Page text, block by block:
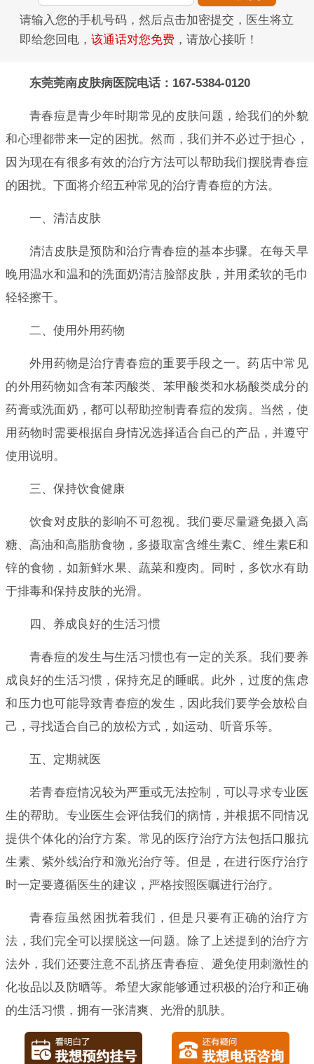
请输入您的手机号码，然后点击加密提交，医生将立
即给您回电， 该通话对您免费 ，请放心接听！
东莞莞南皮肤病医院电话：167-5384-0120
青春痘是青少年时期常见的皮肤问题，给我们的外貌
和心理都带来一定的困扰。然而，我们并不必过于担心，
因为现在有很多有效的治疗方法可以帮助我们摆脱青春痘
的困扰。下面将介绍五种常见的治疗青春痘的方法。
一、清洁皮肤
清洁皮肤是预防和治疗青春痘的基本步骤。在每天早
晚用温水和温和的洗面奶清洁脸部皮肤，并用柔软的毛巾
轻轻擦干。
二、使用外用药物
外用药物是治疗青春痘的重要手段之一。药店中常见
的外用药物如含有苯丙酸类、苯甲酸类和水杨酸类成分的
药膏或洗面奶，都可以帮助控制青春痘的发病。当然，使
用药物时需要根据自身情况选择适合自己的产品，并遵守
使用说明。
三、保持饮食健康
饮食对皮肤的影响不可忽视。我们要尽量避免摄入高
糖、高油和高脂肪食物，多摄取富含维生素C、维生素E和
锌的食物，如新鲜水果、蔬菜和瘦肉。同时，多饮水有助
于排毒和保持皮肤的光滑。
四、养成良好的生活习惯
青春痘的发生与生活习惯也有一定的关系。我们要养
成良好的生活习惯，保持充足的睡眠。此外，过度的焦虑
和压力也可能导致青春痘的发生，因此我们要学会放松自
己，寻找适合自己的放松方式，如运动、听音乐等。
五、定期就医
若青春痘情况较为严重或无法控制，可以寻求专业医
生的帮助。专业医生会评估我们的病情，并根据不同情况
提供个体化的治疗方案。常见的医疗治疗方法包括口服抗
生素、紫外线治疗和激光治疗等。但是，在进行医疗治疗
时一定要遵循医生的建议，严格按照医嘱进行治疗。
青春痘虽然困扰着我们，但是只要有正确的治疗方
法，我们完全可以摆脱这一问题。除了上述提到的治疗方
法外，我们还要注意不乱挤压青春痘、避免使用刺激性的
化妆品以及防晒等。希望大家能够通过积极的治疗和正确
的生活习惯，拥有一张清爽、光滑的肌肤。